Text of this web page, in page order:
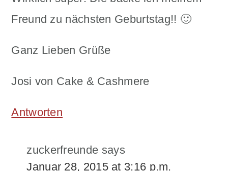
Freund zu nächsten Geburtstag!! 🙂
Ganz Lieben Grüße
Josi von Cake & Cashmere
Antworten
zuckerfreunde says
Januar 28, 2015 at 3:16 p.m.